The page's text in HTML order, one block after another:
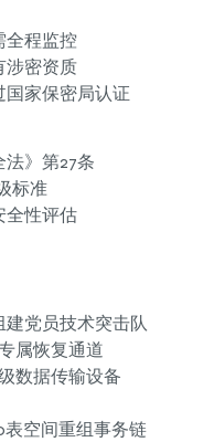
全程监控
涉密资质
家保密局认证
》第27条
标准
全性评估
建党员技术突击队
属恢复通道
数据传输设备
空间重组事务链